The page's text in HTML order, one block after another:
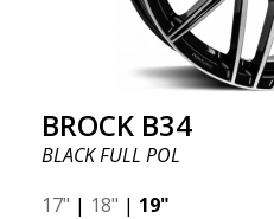
BROCK B34
BLACK FULL POL
17" | 18" | 19"